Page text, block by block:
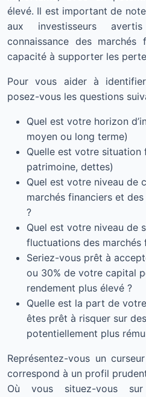
élevé. Il est important de
aux investisseurs
connaissance des
capacité à supporter les
Pour vous aider à
posez-vous les questions
Quel est votre horizon
moyen ou long terme)
Quelle est votre situation
patrimoine, dettes)
Quel est votre niveau de
marchés financiers et
?
Quel est votre niveau de
fluctuations des marchés
Seriez-vous prêt à
ou 30% de votre capital
rendement plus élevé ?
Quelle est la part de
êtes prêt à risquer sur
potentiellement plus
Représentez-vous un
correspond à un profil
Où vous situez-vous